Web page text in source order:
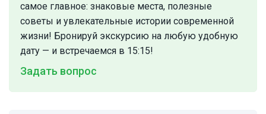
самое главное: знаковые места, полезные
советы и увлекательные истории современной
жизни! Бронируй экскурсию на любую удобную
дату — и встречаемся в 15:15!
Задать вопрос